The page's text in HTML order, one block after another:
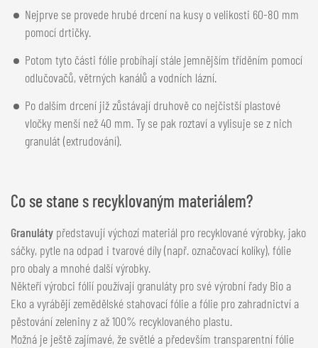
Nejprve se provede hrubé drcení na kusy o velikosti 60-80 mm
pomocí drtičky.
Potom tyto části fólie probíhají stále jemnějším tříděním pomocí
odlučovačů, větrných kanálů a vodních lázní.
Po dalším drcení již zůstávají druhově co nejčistší plastové
vločky menší než 40 mm. Ty se pak roztaví a vylisuje se z nich
granulát (extrudování).
Co se stane s recyklovaným materiálem?
Granuláty představují výchozí materiál pro recyklované výrobky, jako
sáčky, pytle na odpad i tvarové díly (např. označovací kolíky), fólie
pro obaly a mnohé další výrobky.
Někteří výrobci fólií používají granuláty pro své výrobní řady Bio a
Eko a vyrábějí zemědělské stahovací fólie a fólie pro zahradnictví a
pěstování zeleniny z až 100% recyklovaného plastu.
Možná je ještě zajímavé, že světlé a především transparentní fólie